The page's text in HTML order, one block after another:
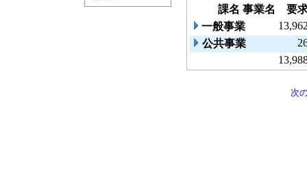
課名 事業名
要
一般事業
公共事業
次